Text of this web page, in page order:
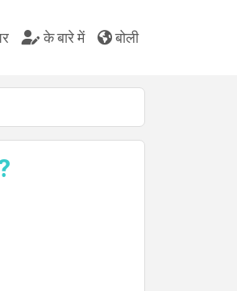
के बारे में बोली